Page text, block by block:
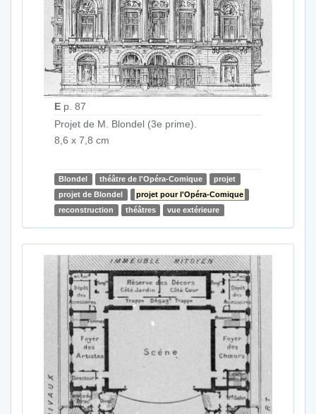
E p. 87
Projet de M. Blondel (3e prime).
8,6 x 7,8 cm
Blondel théâtre de l'Opéra-Comique
projet
projet de Blondel
projet pour l'Opéra-Comique
reconstruction
théâtres vue extérieure